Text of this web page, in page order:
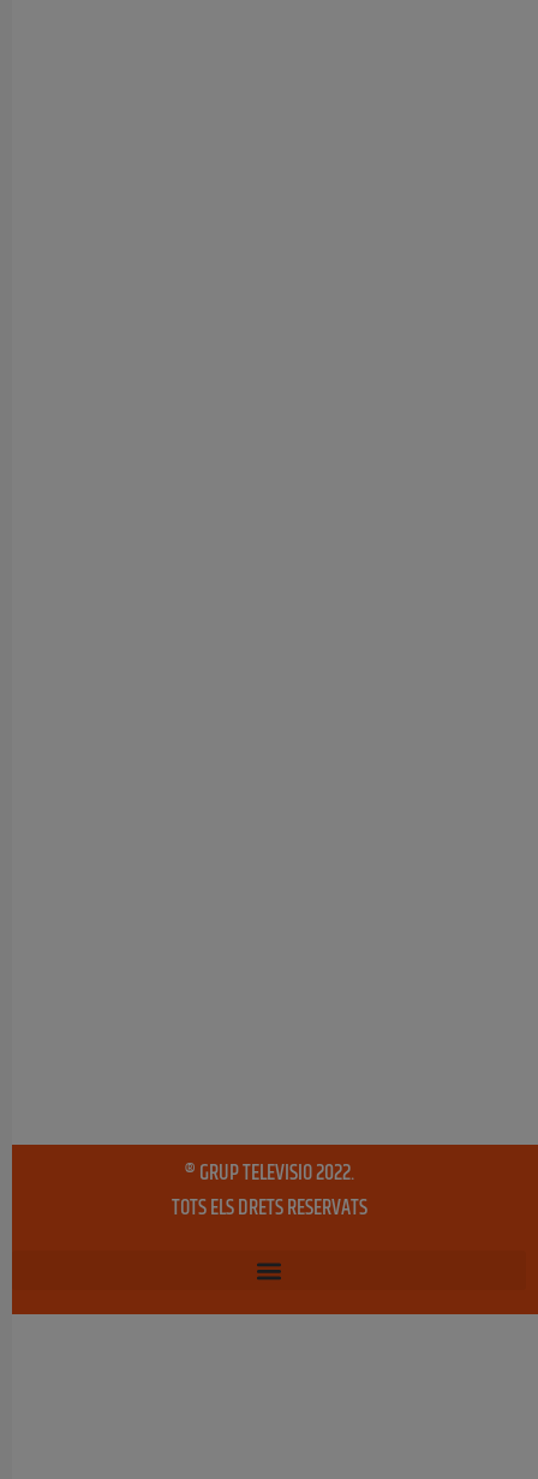
® GRUP TELEVISIO 2022.
TOTS ELS DRETS RESERVATS